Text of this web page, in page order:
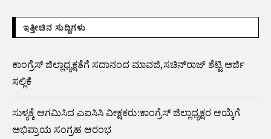
ಇತ್ತೀಚಿನ ಸುದ್ದಿಗಳು
ಕಾಂಗ್ರೆಸ್ ಜಿಲ್ಲಾಧ್ಯಕ್ಷತೆಗೆ ಸದಾನಂದ ಮಾವಜಿ,ಸಚಿನ್‌ರಾಜ್ ಶೆಟ್ಟಿ ಅರ್ಜಿ
ಸಲ್ಲಿಕೆ
ಸುಳ್ಯಕ್ಕೆ ಆಗಮಿಸಿದ ಎಐಸಿಸಿ ವೀಕ್ಷಕರು:ಕಾಂಗ್ರೆಸ್ ಜಿಲ್ಲಾಧ್ಯಕ್ಷರ ಆಯ್ಕೆಗೆ
ಅಭಿಪ್ರಾಯ ಸಂಗ್ರಹ ಆರಂಭ